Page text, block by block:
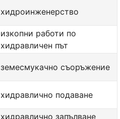
хидроинженерство
изкопни работи по
хидравличен път
земесмукачно съоръжение
хидравлично подаване
хидравлично запълване